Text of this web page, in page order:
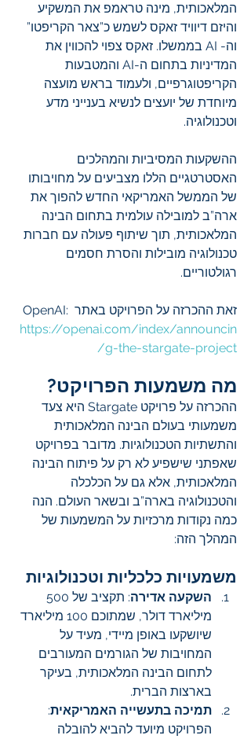
המלאכותית, מינה טראמפ את המשקיע
והיזם דיוויד זאקס לשמש כ”צאר הקריפטו”
וה- AI בממשלו. זאקס צפוי להכווין את
המדיניות בתחום ה-AI והמטבעות
הקריפטוגרפיים, ולעמוד בראש מועצה
מיוחדת של יועצים לנשיא בענייני מדע
וטכנולוגיה.
ההשקעות המסיביות והמהלכים
האסטרטגיים הללו מצביעים על מחויבותו
של הממשל האמריקאי החדש להפוך את
ארה”ב למובילה עולמית בתחום הבינה
המלאכותית, תוך שיתוף פעולה עם חברות
טכנולוגיה מובילות והסרת חסמים
רגולטוריים.
זאת ההכרזה על הפרויקט באתר OpenAI:
https://openai.com/index/announcin
g-the-stargate-project/
מה משמעות הפרויקט?
ההכרזה על פרויקט Stargate היא צעד
משמעותי בעולם הבינה המלאכותית
והתשתיות הטכנולוגיות. מדובר בפרויקט
שאפתני שישפיע לא רק על פיתוח הבינה
המלאכותית, אלא גם על הכלכלה
והטכנולוגיה בארה”ב ובשאר העולם. הנה
כמה נקודות מרכזיות על המשמעות של
המהלך הזה:
משמעויות כלכליות וטכנולוגיות
השקעה אדירה
מיליארד דולר, שמתוכם 100 מיליארד
שיושקעו באופן מיידי, מעיד על
המחויבות של הגורמים המעורבים
לתחום הבינה המלאכותית, בעיקר
בארצות הברית.
תמיכה בתעשייה האמריקאית:
הפרויקט מיועד להביא להובלה